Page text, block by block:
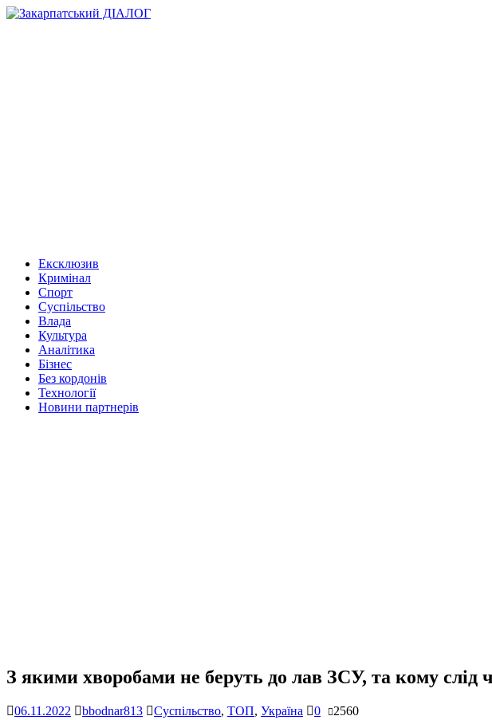
Ексклюзив
Кримінал
Спорт
Суспільство
Влада
Культура
Аналітика
Бізнес
Без кордонів
Технології
Новини партнерів
З якими хворобами не беруть до лав ЗСУ, та кому слід
06.11.2022 bbodnar813 Суспільство, ТОП, Україна 0 2560